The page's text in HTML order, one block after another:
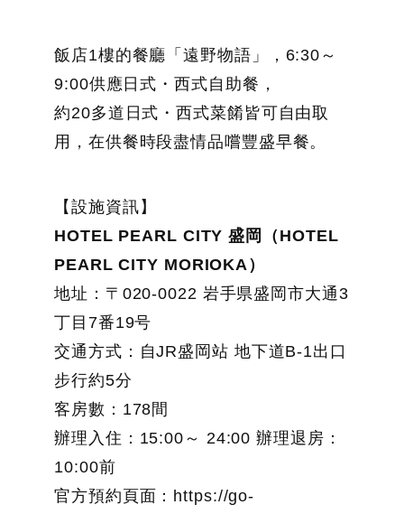
飯店1樓的餐廳「遠野物語」，6:30～
9:00供應日式・西式自助餐，
約20多道日式・西式菜餚皆可自由取
用，在供餐時段盡情品嚐豐盛早餐。
【設施資訊】
HOTEL PEARL CITY 盛岡（HOTEL
PEARL CITY MORIOKA）
地址：〒020-0022 岩手県盛岡市大通3
丁目7番19号
交通方式：自JR盛岡站 地下道B-1出口
步行約5分
客房數：178間
辦理入住：15:00～ 24:00 辦理退房：
10:00前
官方預約頁面：https://go-